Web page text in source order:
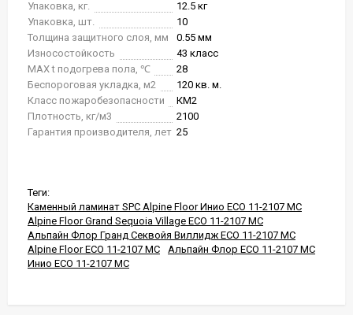
Упаковка, кг.
12.5 кг
Упаковка, шт.
10
Толщина защитного слоя, мм
0.55 мм
Износостойкость
43 класс
MAX t подогрева пола, ℃
28
Беспороговая укладка, м2
120 кв. м.
Класс пожаробезопасности
КМ2
Плотность, кг/м3
2100
Гарантия производителя, лет 25
Теги:
Каменный ламинат SPC Alpine Floor Инио ECO 11-2107 MC
Alpine Floor Grand Sequoia Village ECO 11-2107 MC
Альпайн Флор Гранд Секвойя Виллидж ECO 11-2107 MC
Alpine Floor ECO 11-2107 MC
Альпайн Флор ECO 11-2107 MC
Инио ECO 11-2107 MC